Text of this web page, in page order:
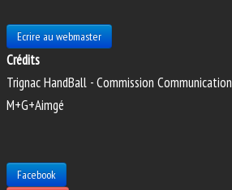
Ecrire au webmaster
Crédits
Trignac HandBall - Commission Communication
M+G+Aimgé
Facebook